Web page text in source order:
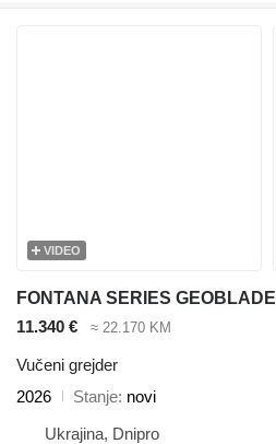
VIDEO
FONTANA SERIES GEOBLADE
11.340 €
≈ 22.170 KM
Vučeni grejder
2026
Stanje novi
Ukrajina, Dnipro